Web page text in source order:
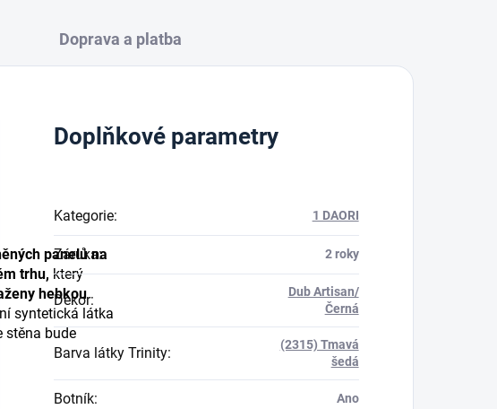
Doprava a platba
panelů na
trhu, který
hebkou
syntetická látka
stěna bude
Doplňkové parametry
Kategorie: 1 DAORI
Záruka: 2 roky
Dekor:
Dub Artisan/
Černá
Barva látky Trinity:
(2315) Tmavá
šedá
Botník: Ano